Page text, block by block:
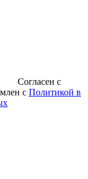
Согласен с
с Политикой в